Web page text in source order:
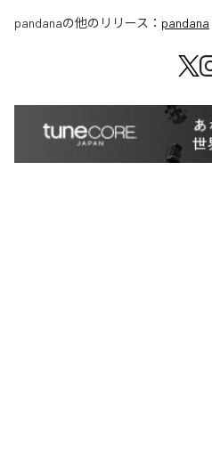
pandanaの他のリリース： pandana